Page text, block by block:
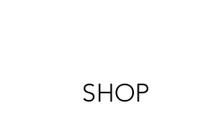
SHOP